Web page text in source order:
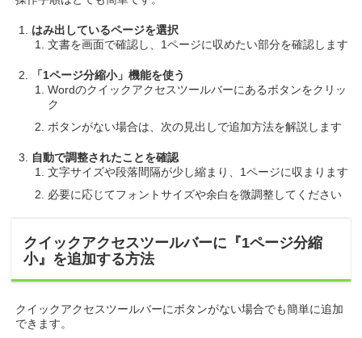
はみ出しているページを選択
文書を画面で確認し、1ページに収めたい部分を確認します
「1ページ分縮小」機能を使う
Wordのクイックアクセスツールバーにあるボタンをクリッ
ク
ボタンがない場合は、次の見出しで追加方法を解説します
自動で調整されたことを確認
文字サイズや段落間隔が少し縮まり、1ページに収まります
必要に応じてフォントサイズや余白を微調整してください
クイックアクセスツールバーに『1ページ分縮
小』を追加する方法
クイックアクセスツールバーにボタンがない場合でも簡単に追加
できます。